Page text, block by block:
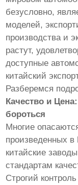
безусловно,
моделей,
производства и
растут,
доступные
китайский
Разберемся
Качество и
бороться
Многие
произведенных
китайские
стандартам
Строгий